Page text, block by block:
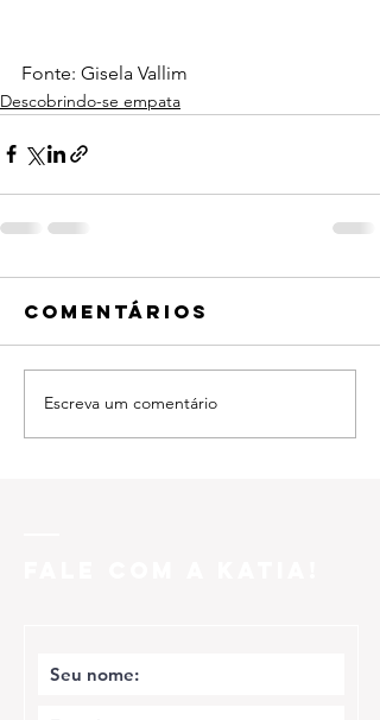
Fonte: Gisela Vallim
Descobrindo-se empata
Comentários
Escreva um comentário